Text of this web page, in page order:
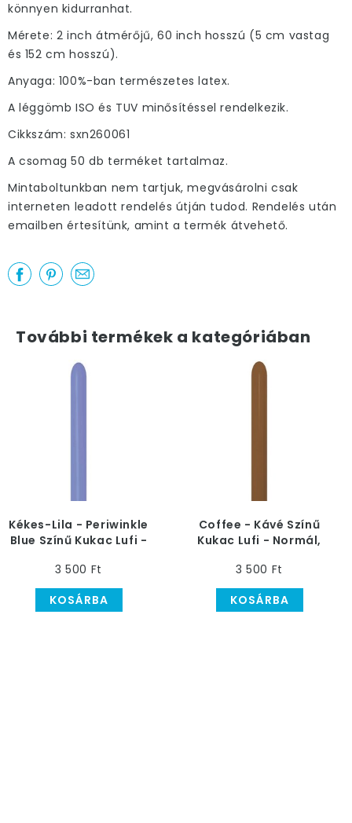
könnyen kidurranhat.
Mérete: 2 inch átmérőjű, 60 inch hosszú (5 cm vastag
és 152 cm hosszú).
Anyaga: 100%-ban természetes latex.
A léggömb ISO és TUV minősítéssel rendelkezik.
Cikkszám: sxn260061
A csomag 50 db terméket tartalmaz.
Mintaboltunkban nem tartjuk, megvásárolni csak
interneten leadott rendelés útján tudod. Rendelés után
emailben értesítünk, amint a termék átvehető.
További termékek a kategóriában
Kékes-Lila - Periwinkle
Blue Színű Kukac Lufi -
3 500 Ft
KOSÁRBA
Coffee - Kávé Színű
Kukac Lufi - Normál,
3 500 Ft
KOSÁRBA